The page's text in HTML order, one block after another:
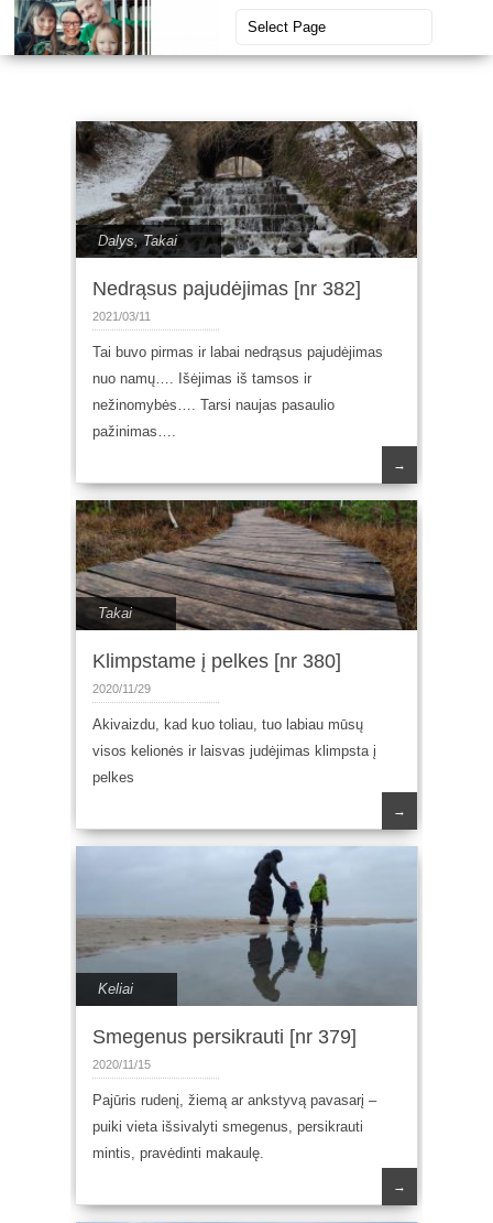
Dalys,Takai
Nedrąsus pajudėjimas [nr 382]
2021/03/11
Tai buvo pirmas ir labai nedrąsus pajudėjimas
nuo namų…. Išėjimas iš tamsos ir
nežinomybės…. Tarsi naujas pasaulio
pažinimas….
→
Takai
Klimpstame į pelkes [nr 380]
2020/11/29
Akivaizdu, kad kuo toliau, tuo labiau mūsų
visos kelionės ir laisvas judėjimas klimpsta į
pelkes
→
Keliai
Smegenus persikrauti [nr 379]
2020/11/15
Pajūris rudenį, žiemą ar ankstyvą pavasarį –
puiki vieta išsivalyti smegenus, persikrauti
mintis, pravėdinti makaulę.
→